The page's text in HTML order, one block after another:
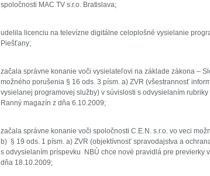
spoločnosti MAC TV s.r.o. Bratislava;
udelila licenciu na televízne digitálne celoplošné vysielanie
Piešťany;
začala správne konanie voči vysielateľovi na základe zákona –
možného porušenia § 16 ods. 3 písm. a) ZVR (všestrannosť
vysielanej programovej služby) v súvislosti s odvysielaním
Ranný magazín z dňa 6.10.2009;
začala správne konanie voči spoločnosti C.E.N. s.r.o. vo veci
b) § 19 ods. 1 písm. a) ZVR (objektívnosť spravodajstva a
s odvysielaním príspevku NBÚ chce nové pravidlá pre previerky
dňa 18.10.2009;